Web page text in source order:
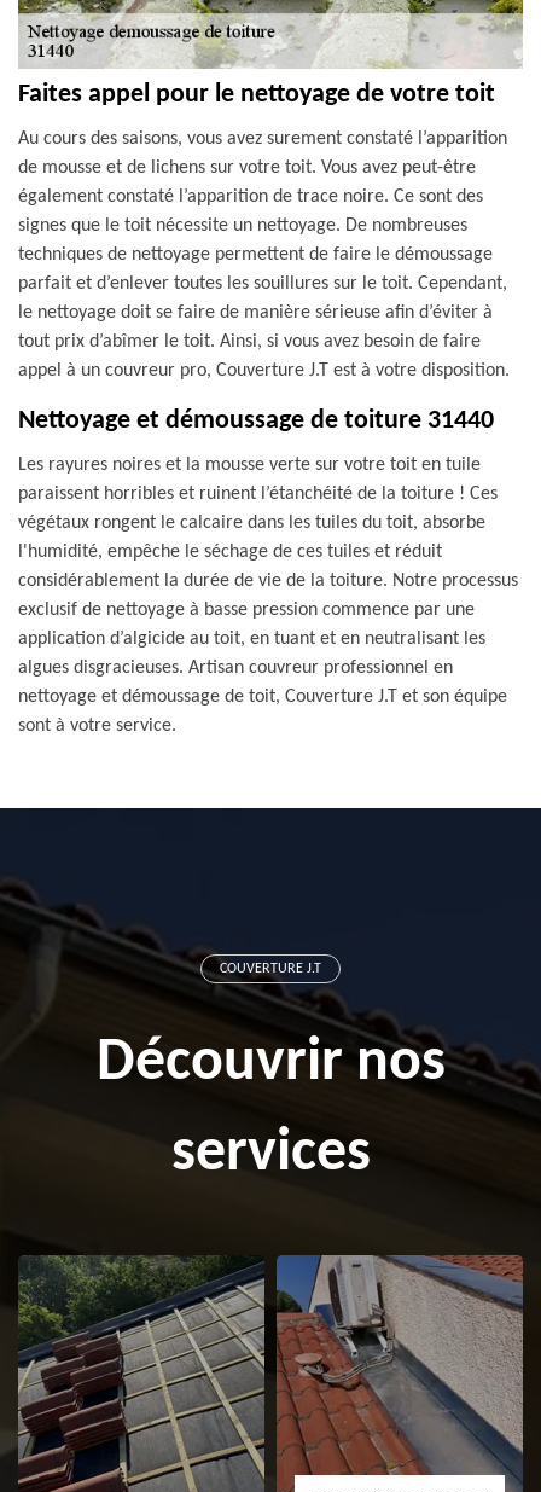
Faites appel pour le nettoyage de votre toit
Au cours des saisons, vous avez surement constaté l’apparition
de mousse et de lichens sur votre toit. Vous avez peut-être
également constaté l’apparition de trace noire. Ce sont des
signes que le toit nécessite un nettoyage. De nombreuses
techniques de nettoyage permettent de faire le démoussage
parfait et d’enlever toutes les souillures sur le toit. Cependant,
le nettoyage doit se faire de manière sérieuse afin d’éviter à
tout prix d’abîmer le toit. Ainsi, si vous avez besoin de faire
appel à un couvreur pro, Couverture J.T est à votre disposition.
Nettoyage et démoussage de toiture 31440
Les rayures noires et la mousse verte sur votre toit en tuile
paraissent horribles et ruinent l’étanchéité de la toiture ! Ces
végétaux rongent le calcaire dans les tuiles du toit, absorbe
l'humidité, empêche le séchage de ces tuiles et réduit
considérablement la durée de vie de la toiture. Notre processus
exclusif de nettoyage à basse pression commence par une
application d’algicide au toit, en tuant et en neutralisant les
algues disgracieuses. Artisan couvreur professionnel en
nettoyage et démoussage de toit, Couverture J.T et son équipe
sont à votre service.
COUVERTURE J.T
Découvrir nos
services